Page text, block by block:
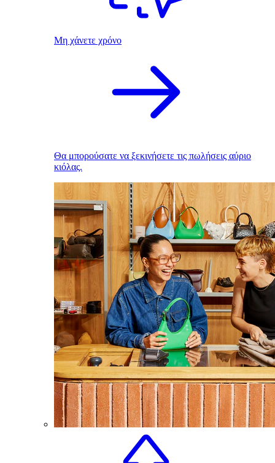
Μη χάνετε χρόνο
Θα μπορούσατε να ξεκινήσετε τις πωλήσεις αύριο
κιόλας.